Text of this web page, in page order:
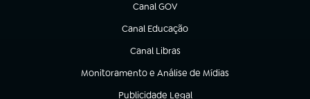
Canal GOV
(abre em nova aba)
Canal Educação
(abre em nova aba)
Canal Libras
(abre em nova aba)
Monitoramento e Análise de Mídias
(abre em nova aba)
Publicidade Legal